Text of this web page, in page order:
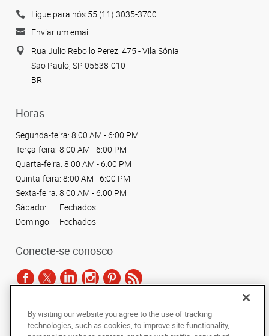
Ligue para nós 55 (11) 3035-3700
Enviar um email
Rua Julio Rebollo Perez, 475 - Vila Sônia
Sao Paulo, SP 05538-010
BR
Horas
Segunda-feira: 8:00 AM - 6:00 PM
Terça-feira: 8:00 AM - 6:00 PM
Quarta-feira: 8:00 AM - 6:00 PM
Quinta-feira: 8:00 AM - 6:00 PM
Sexta-feira: 8:00 AM - 6:00 PM
Sábado:
Fechados
Domingo:
Fechados
Conecte-se conosco
De acordo com as leis de direitos autorais, esta documentação não pode ser
copiada, fotocopiada, reproduzida, traduzida ou reduzida a qualquer meio
By visiting our website you agree to the use of tracking
technologies, such as cookies, to improve site functionality,